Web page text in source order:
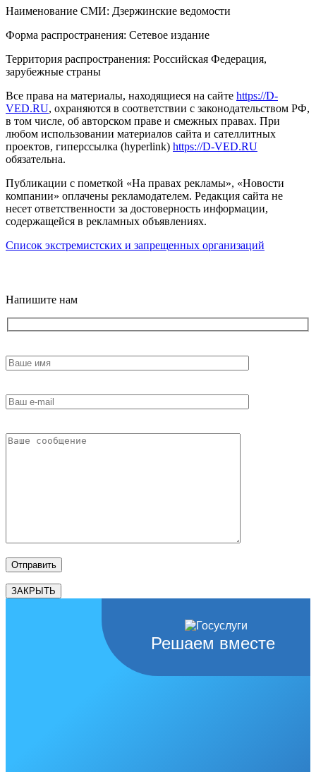
Наименование СМИ: Дзержинские ведомости
Форма распространения: Сетевое издание
Территория распространения: Российская Федерация,
зарубежные страны
Все права на материалы, находящиеся на сайте https://D-
VED.RU, охраняются в соответствии с законодательством РФ,
в том числе, об авторском праве и смежных правах. При
любом использовании материалов сайта и сателлитных
проектов, гиперссылка (hyperlink) https://D-VED.RU
обязательна.
Публикации с пометкой «На правах рекламы», «Новости
компании» оплачены рекламодателем. Редакция сайта не
несет ответственности за достоверность информации,
содержащейся в рекламных объявлениях.
Список экстремистских и запрещенных организаций
Напишите нам
ЗАКРЫТЬ
Решаем вместе